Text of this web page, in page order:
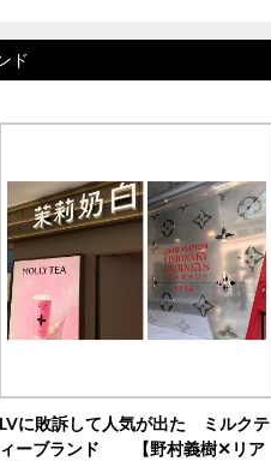
ド
LVに敗訴して人気が出た ミルクテ
ィーブランド 【野村義樹✕リア